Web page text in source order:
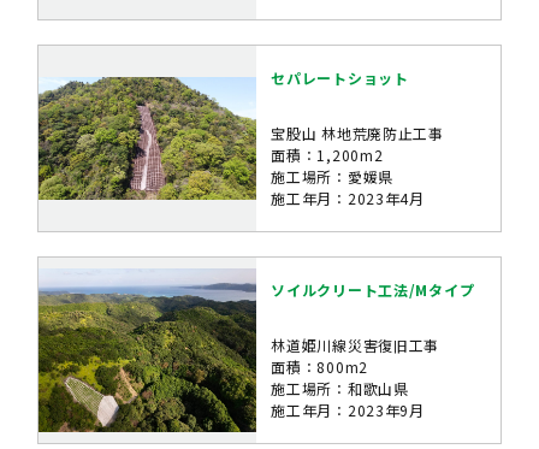
セパレートショット
宝股山 林地荒廃防止工事
面積：1,200m2
施工場所：愛媛県
施工年月：2023年4月
ソイルクリート工法/Mタイプ
林道姫川線災害復旧工事
面積：800m2
施工場所：和歌山県
施工年月：2023年9月